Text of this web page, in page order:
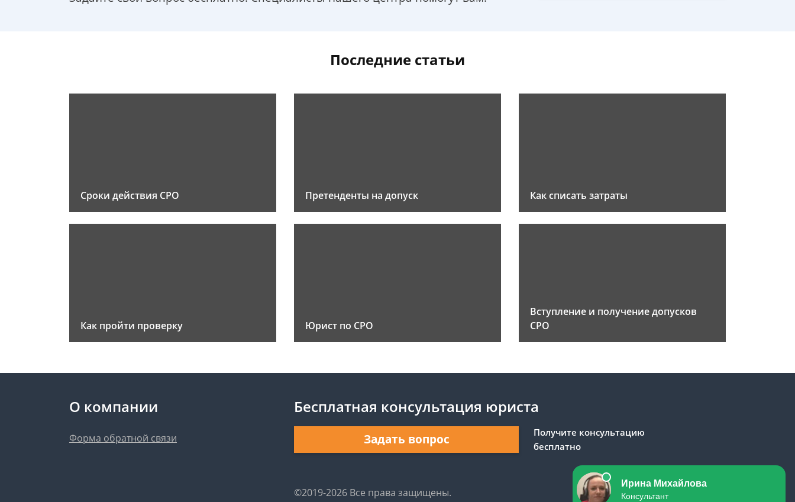
Последние статьи
Сроки действия СРО Претенденты на допуск Как списать затраты
Как пройти проверку Юрист по СРО
Вступление и получение допусков
СРО
О компании
Форма обратной связи
Бесплатная консультация юриста
Задать вопрос
Получите консультацию
бесплатно
©2019-2026 Все права защищены.